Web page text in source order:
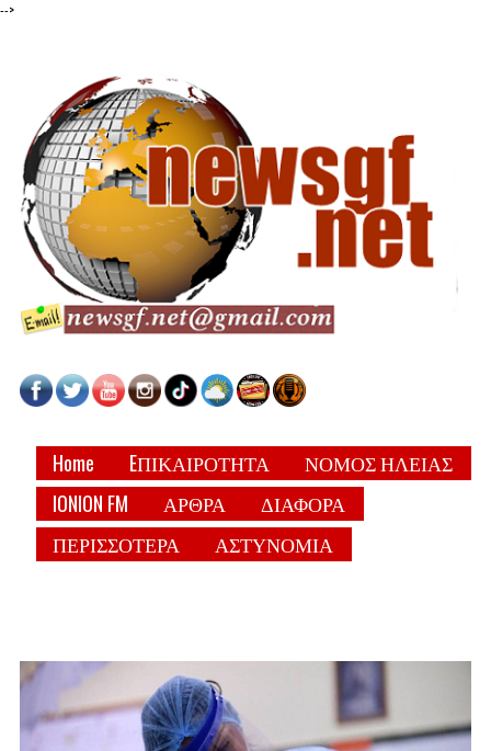
-->
Home EΠΙΚΑΙΡΟΤΗΤΑ
ΝΟΜΟΣ ΗΛΕΙΑΣ
IONION FM
ΑΡΘΡΑ
ΔΙΑΦΟΡΑ
ΠΕΡΙΣΣΟΤΕΡΑ
ΑΣΤΥΝΟΜΙΑ